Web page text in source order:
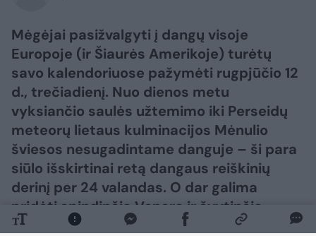
Mėgėjai pasižvalgyti į dangų visoje
Europoje (ir Šiaurės Amerikoje) turėtų
savo kalendoriuose pažymėti rugpjūčio 12
d., trečiadienį. Nuo dienos metu
vyksiančio saulės užtemimo iki Perseidų
meteorų lietaus kulminacijos Mėnulio
šviesos nesugadintame danguje – ši para
siūlo išskirtinai retą dangaus reiškinių
derinį per 24 valandas. O dar galima
pridėti spindinčią Venerą ir švytinčią
Paukščių Tako juostą po saulėlydžio – ir